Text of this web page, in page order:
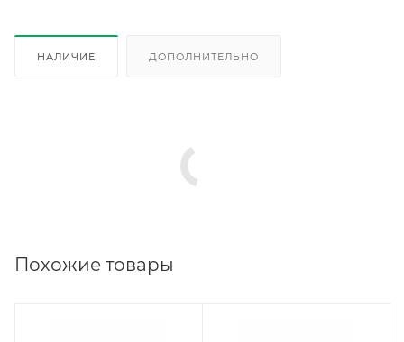
НАЛИЧИЕ ДОПОЛНИТЕЛЬНО
Похожие товары